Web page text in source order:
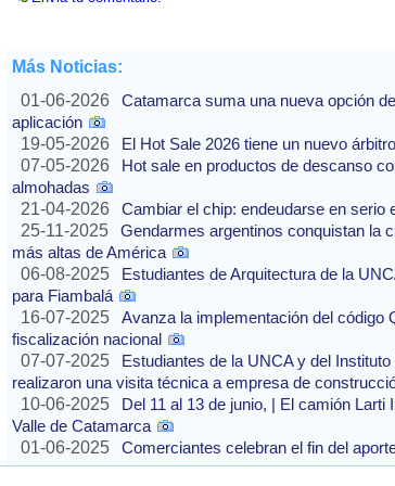
Más Noticias:
01-06-2026
Catamarca suma una nueva opción
aplicación
19-05-2026
El Hot Sale 2026 tiene un nuevo
07-05-2026
Hot sale en productos de descanso
almohadas
21-04-2026
Cambiar el chip: endeudarse en serio
25-11-2025
Gendarmes argentinos conquistan la
más altas de América
06-08-2025
Estudiantes de Arquitectura de la
para Fiambalá
16-07-2025
Avanza la implementación del código
fiscalización nacional
07-07-2025
Estudiantes de la UNCA y del
realizaron una visita técnica a empresa de
10-06-2025
Del 11 al 13 de junio, | El camión
Valle de Catamarca
01-06-2025
Comerciantes celebran el fin del